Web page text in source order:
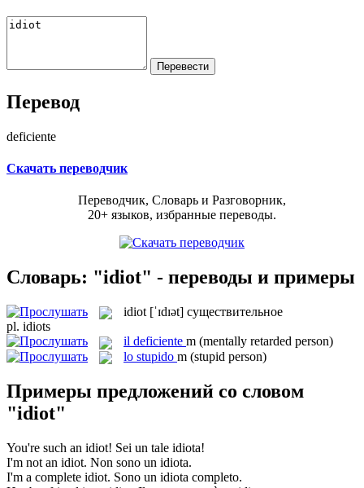
Перевод
deficiente
Скачать переводчик
Переводчик, Словарь и Разговорник,
20+ языков, избранные переводы.
Словарь: "idiot" - переводы и примеры
idiot [ˈɪdɪət] существительное
pl. idiots
il deficiente m (mentally retarded person)
lo stupido m (stupid person)
Примеры предложений со словом
"idiot"
You're such an idiot! Sei un tale idiota!
I'm not an idiot. Non sono un idiota.
I'm a complete idiot. Sono un idiota completo.